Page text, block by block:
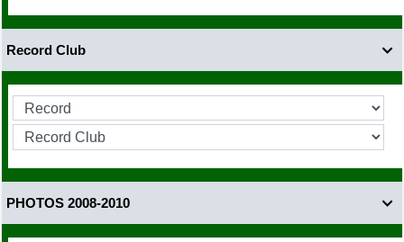

Record Club

PHOTOS 2008-2010